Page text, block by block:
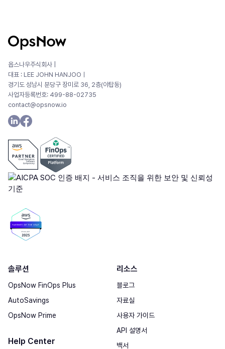
옵스나우주식회사 |
대표 : LEE JOHN HANJOOㅣ
경기도 성남시 분당구 장미로 36, 2층(야탑동)
사업자등록번호: 499-88-02735
contact@opsnow.io
솔루션
OpsNow FinOps Plus
AutoSavings
OpsNow Prime
Help Center
리소스
블로그
자료실
사용자 가이드
API 설명서
백서